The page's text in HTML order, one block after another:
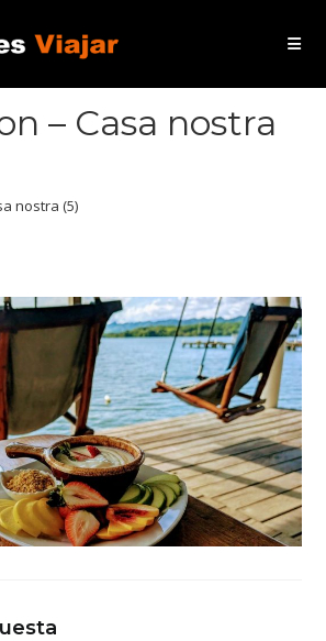
– Casa nostra
nostra (5)